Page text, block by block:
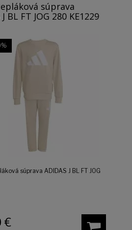
súprava
BL FT JOG 280 KE1229
súprava ADIDAS J BL FT JOG
€